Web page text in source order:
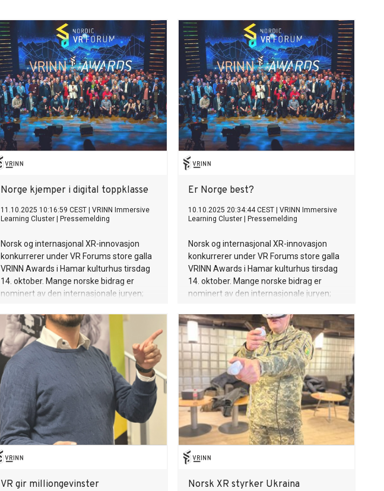
Norge kjemper i digital toppklasse
11.10.2025 10:16:59 CEST
VRINN Immersive
Learning Cluster
Pressemelding
Norsk og internasjonal XR-innovasjon
konkurrerer under VR Forums store galla
VRINN Awards i Hamar kulturhus tirsdag
14. oktober. Mange norske bidrag er
nominert av den internasjonale juryen;
opplevelsene? - VRINN Awards henger
høyt og konkurransen er virkelig heftig,
sier Keith Mellingen, klyngeleder i VRINN.
Er Norge best?
10.10.2025 20:34:44 CEST
VRINN Immersive
Learning Cluster
Pressemelding
Norsk og internasjonal XR-innovasjon
konkurrerer under VR Forums store galla
VRINN Awards i Hamar kulturhus tirsdag
14. oktober. Mange norske bidrag er
nominert av den internasjonale juryen;
opplevelsene? - VRINN Awards henger
høyt og konkurransen er virkelig heftig,
sier Keith Mellingen, klyngeleder i VRINN.
VR gir milliongevinster Norsk XR styrker Ukraina